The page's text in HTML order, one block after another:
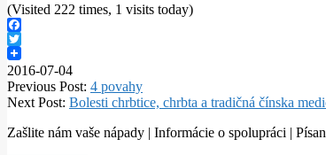
(Visited 222 times, 1 visits today)
Facebook
Twitter
2016-07-04
Previous Post: 4 povahy
Next Post: Bolesti chrbtice, chrbta a tradičná čínska
Zašlite nám vaše nápady | Informácie o spolupráci |